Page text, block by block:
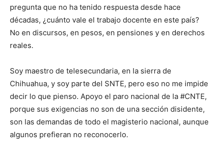
pregunta que no ha tenido respuesta desde hace
décadas, ¿cuánto vale el trabajo docente en este país?
No en discursos, en pesos, en pensiones y en derechos
reales.
Soy maestro de telesecundaria, en la sierra de
Chihuahua, y soy parte del SNTE, pero eso no me impide
decir lo que pienso. Apoyo el paro nacional de la #CNTE,
porque sus exigencias no son de una sección disidente,
son las demandas de todo el magisterio nacional, aunque
algunos prefieran no reconocerlo.